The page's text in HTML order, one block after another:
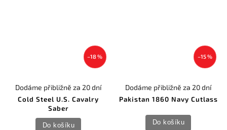
–18 %
Cold Steel U.S. Cavalry
Saber
Dodáme přibližně za 20 dní
Do košíku
–15 %
Pakistan 1860 Navy Cutlass
Dodáme přibližně za 20 dní
Do košíku